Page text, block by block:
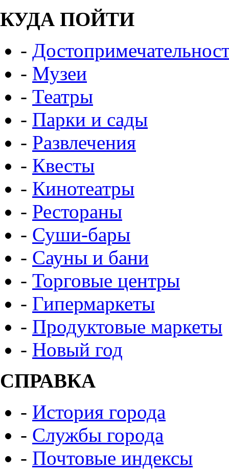
КУДА ПОЙТИ
-
- Музеи
- Театры
- Парки и сады
- Развлечения
- Квесты
- Кинотеатры
- Рестораны
- Суши-бары
- Сауны и бани
- Торговые центры
- Гипермаркеты
- Продуктовые маркеты
- Новый год
СПРАВКА
- История города
- Службы города
- Почтовые индексы